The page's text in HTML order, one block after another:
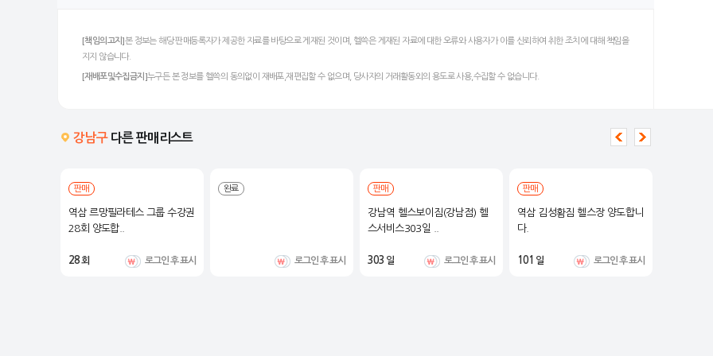
[책임의고지]본 정보는 해당 판매등록자가 제공한 자료를 바탕으로 게재된 것이며, 헬쓱은 게재된 자료에 대한 오류와 사용자가 이를 신뢰하여 취한 조치에 대해 책임을
지지 않습니다.
[재배포및수집금지]누구든 본 정보를 헬쓱의 동의없이 재배포,재편집할 수 없으며, 당사자의 거래활동외의 용도로 사용,수집할 수 없습니다.
강남구다른 판매리스트
판매
역삼 르망필라테스 그룹 수강권
28회 양도합..
28회 로그인 후 표시
완료
로그인 후 표시
판매
강남역 헬스보이짐(강남점) 헬
스서비스303일 ..
303 일 로그인 후 표시
판매
역삼 김성홤짐 헬스장 양도합니
다.
101 일 로그인 후 표시